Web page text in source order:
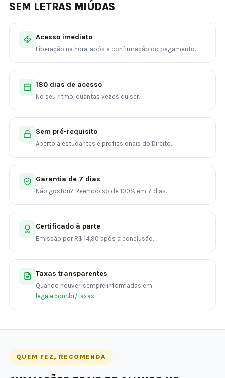
SEM LETRAS MIÚDAS
Acesso imediato
Liberação na hora, após a confirmação do pagamento.
180 dias de acesso
No seu ritmo, quantas vezes quiser.
Sem pré-requisito
Aberto a estudantes e profissionais do Direito.
Garantia de 7 dias
Não gostou? Reembolso de 100% em 7 dias.
Certificado à parte
Emissão por R$ 14,90 após a conclusão.
Taxas transparentes
Quando houver, sempre informadas em
legale.com.br/taxas.
QUEM FEZ, RECOMENDA